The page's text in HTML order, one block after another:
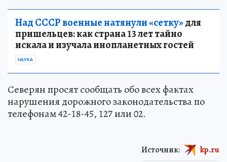
Над СССР военные натянули «сетку»для
пришельцев: как страна 13 лет тайно
искала и изучала инопланетных гостей
НАУКА
Северян просят сообщать обо всех фактах
нарушения дорожного законодательства по
телефонам 42-18-45, 127 или 02.
Источник: kp.ru